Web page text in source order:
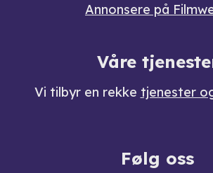
Annonsere på
Våre
Vi tilbyr en rekke tjenester
Følg oss